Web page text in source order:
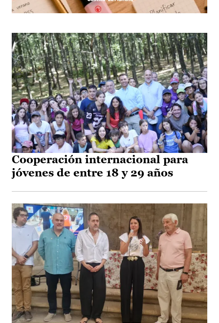
Cooperación internacional para
jóvenes de entre 18 y 29 años